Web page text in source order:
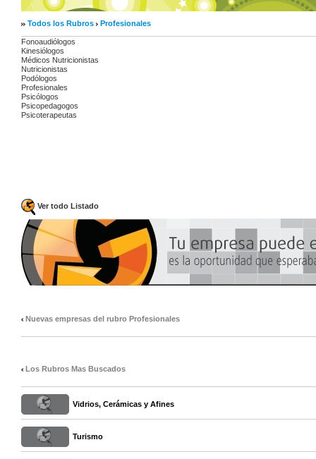
Todos los Rubros Profesionales
Fonoaudiólogos
Kinesiólogos
Médicos Nutricionistas
Nutricionistas
Podólogos
Profesionales
Psicólogos
Psicopedagogos
Psicoterapeutas
Ver todo Listado
Nuevas empresas del rubro Profesionales
Los Rubros Mas Buscados
Vidrios, Cerámicas y Afines
Turismo